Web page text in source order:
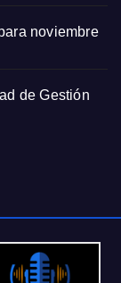
noviembre
de Gestión